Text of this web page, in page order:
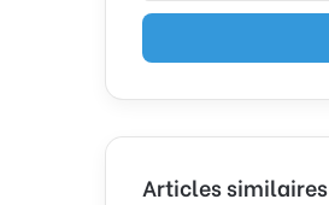
t
e
o
rArticles similaires